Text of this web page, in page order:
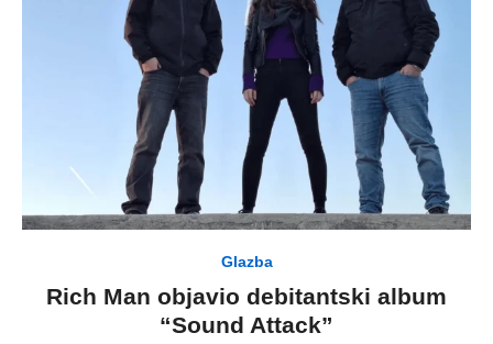
Glazba
Rich Man objavio debitantski album
“Sound Attack”